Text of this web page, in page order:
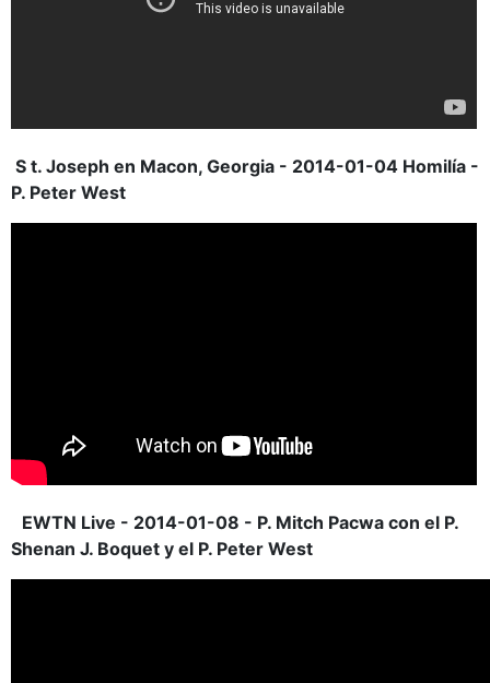
S t. Joseph en Macon, Georgia - 2014-01-04 Homilía -
P. Peter West
EWTN Live - 2014-01-08 - P. Mitch Pacwa con el P.
Shenan J. Boquet y el P. Peter West